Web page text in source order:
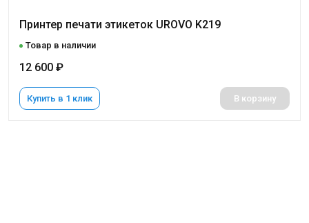
Принтер печати этикеток UROVO K219
Товар в наличии
12 600 ₽
Купить в 1 клик В корзину